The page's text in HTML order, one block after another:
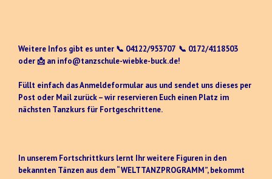
Weitere Infos gibt es unter 📞 04122/953707 📞 0172/4118503
oder 📩 an info@tanzschule-wiebke-buck.de!
Füllt einfach das Anmeldeformular aus und sendet uns dieses per
Post oder Mail zurück – wir reservieren Euch einen Platz im
nächsten Tanzkurs für Fortgeschrittene.
In unserem Fortschrittkurs lernt Ihr weitere Figuren in den
bekannten Tänzen aus dem “WELTTANZPROGRAMM”, bekommt